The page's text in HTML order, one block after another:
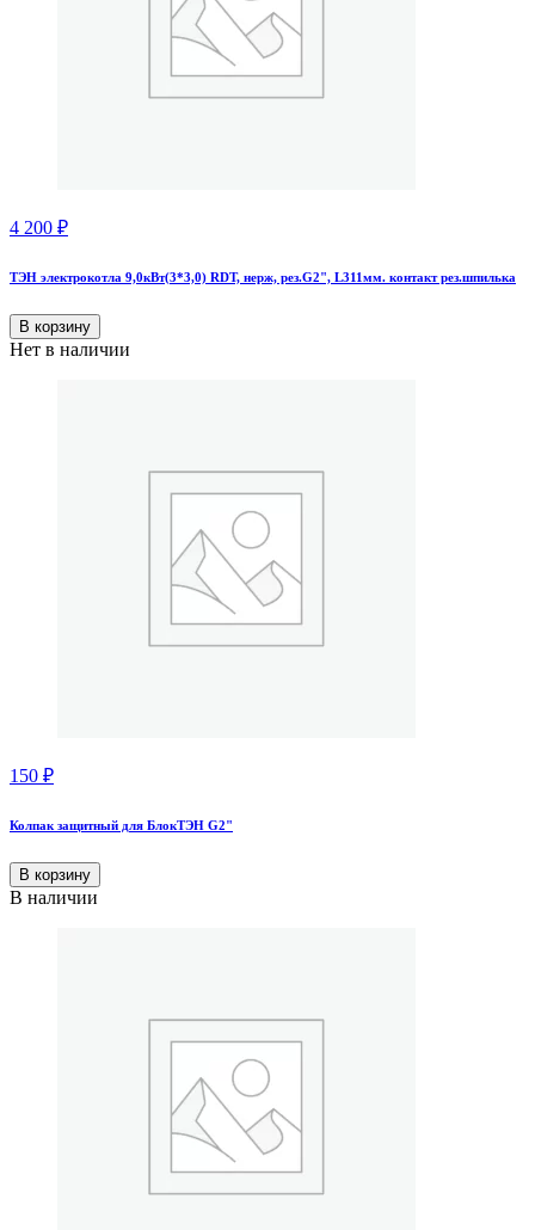
4 200 ₽
ТЭН электрокотла 9,0кВт(3*3,0) RDT, нерж, рез.G2", L311мм. контакт рез.шпилька
В корзину
Нет в наличии
150 ₽
Колпак защитный для БлокТЭН G2"
В корзину
В наличии